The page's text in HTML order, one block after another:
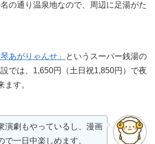
の通り温泉地なので、周辺に足湯がた
あがりゃんせ」
というスーパー銭湯の
では、1,650円（土日祝1,850円）で夜
ます。
演劇もやっているし、漫画
で一日中楽しめます。